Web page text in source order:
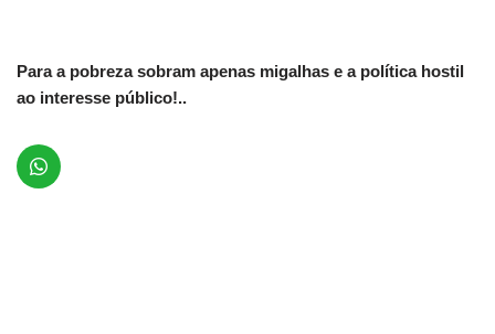
Para a pobreza sobram apenas migalhas e a política hostil
ao interesse público!..